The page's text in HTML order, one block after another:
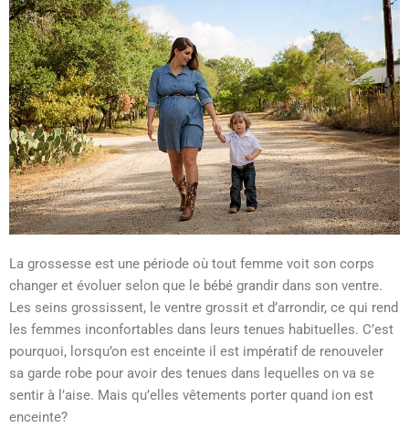
La grossesse est une période où tout femme voit son corps
changer et évoluer selon que le bébé grandir dans son ventre.
Les seins grossissent, le ventre grossit et d’arrondir, ce qui rend
les femmes inconfortables dans leurs tenues habituelles. C’est
pourquoi, lorsqu’on est enceinte il est impératif de renouveler
sa garde robe pour avoir des tenues dans lequelles on va se
sentir à l’aise. Mais qu’elles vêtements porter quand ion est
enceinte?